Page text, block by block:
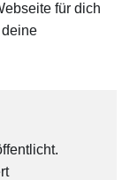
für dich